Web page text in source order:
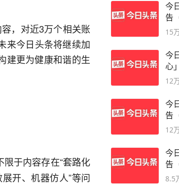
，对近3万个相关账
来今日头条将继续加
建更为健康和谐的生
限于内容存在“套路化
开、机器仿人”等问
今
告
15
今
心
12
今
告
12
今
告
8.5